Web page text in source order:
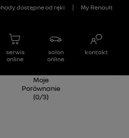
Moje
Porównanie
(0/3)